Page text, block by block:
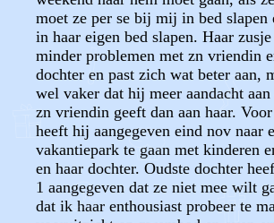
moet ze per se bij mij in bed slapen
in haar eigen bed slapen. Haar
minder problemen met zn vriendin
dochter en past zich wat beter aan,
wel vaker dat hij meer aandacht
zn vriendin geeft dan aan haar.
heeft hij aangegeven eind nov naar
vakantiepark te gaan met kinderen
en haar dochter. Oudste dochter
1 aangegeven dat ze niet mee wilt
dat ik haar enthousiast probeer te